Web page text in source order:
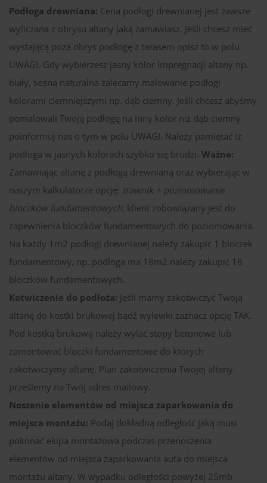
Podłoga drewniana: Cena podłogi drewnianej jest zawsze
wyliczana z obrysu altany jaką zamawiasz. Jeśli chcesz mieć
wystającą poza obrys podłogę z tarasem opisz to w polu
UWAGI. Gdy wybierzesz jasny kolor impregnacji altany np.
biały, sosna naturalna zalecamy malowanie podłogi
kolorami ciemniejszymi np. dąb ciemny. Jeśli chcesz abyśmy
pomalowali Twoją podłogę na inny kolor niż dąb ciemny
poinformuj nas o tym w polu UWAGI. Należy pamiętać iż
podłoga w jasnych kolorach szybko się brudzi. Ważne:
Zamawiając altanę z podłogą drewnianą oraz wybierając w
naszym kalkulatorze opcję: trawnik + poziomowanie
bloczków fundamentowych, klient zobowiązany jest do
zapewnienia bloczków fundamentowych do poziomowania.
Na każdy 1m2 podłogi drewnianej należy zakupić 1 bloczek
fundamentowy, np. podłoga ma 18m2 należy zakupić 18
bloczków fundamentowych.
Kotwiczenie do podłoża: Jeśli mamy zakotwiczyć Twoją
altanę do kostki brukowej bądź wylewki zaznacz opcję TAK.
Pod kostką brukową należy wylać stopy betonowe lub
zamontować bloczki fundamentowe do których
zakotwiczymy altanę. Plan zakotwiczenia Twojej altany
prześlemy na Twój adres mailowy.
Noszenie elementów od miejsca zaparkowania do
miejsca montażu: Podaj dokładną odległość jaką musi
pokonać ekipa montażowa podczas przenoszenia
elementów od miejsca zaparkowania auta do miejsca
montażu altany. W wypadku odległości powyżej 25mb